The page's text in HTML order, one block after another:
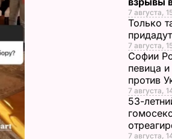
7 августа,
Только
7 августа,
Софии
певица
против
7 августа,
53-
7 августа,